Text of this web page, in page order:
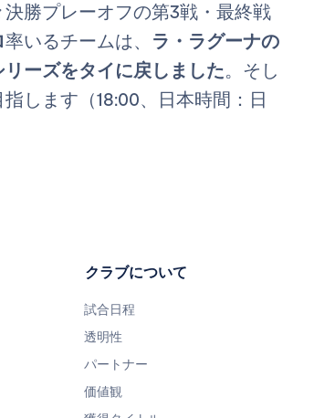
決勝プレーオフの第3戦・最終戦
率いるチームは、 ラ・ラグーナの
ーズをタイに戻しました。そし
します（18:00、日本時間：日
クラブについて
試合日程
透明性
パートナー
価値観